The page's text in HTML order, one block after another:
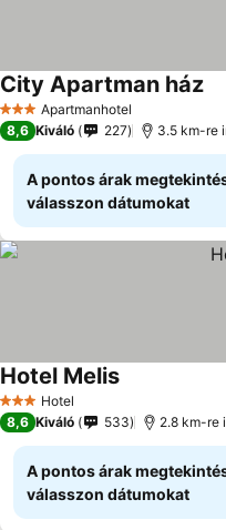
3 KategóriaApartmanhotel
City Apartman ház
8,6 Kiváló 227 3.5 km-re
A pontos árak
válasszon dátumokat
3 Kategória
Hotel
Hotel Melis
8,6 Kiváló 533 2.8 km-re
A pontos árak
válasszon dátumokat